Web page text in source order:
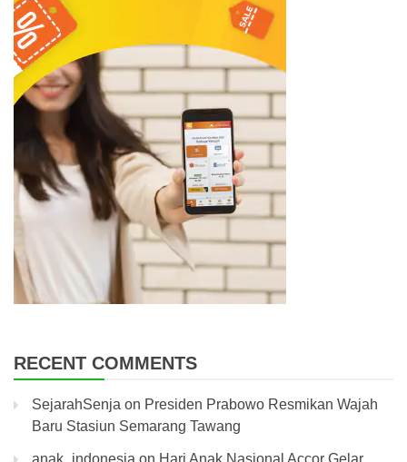
RECENT COMMENTS
SejarahSenja on Presiden Prabowo Resmikan Wajah
Baru Stasiun Semarang Tawang
anak_indonesia on Hari Anak Nasional Accor Gelar